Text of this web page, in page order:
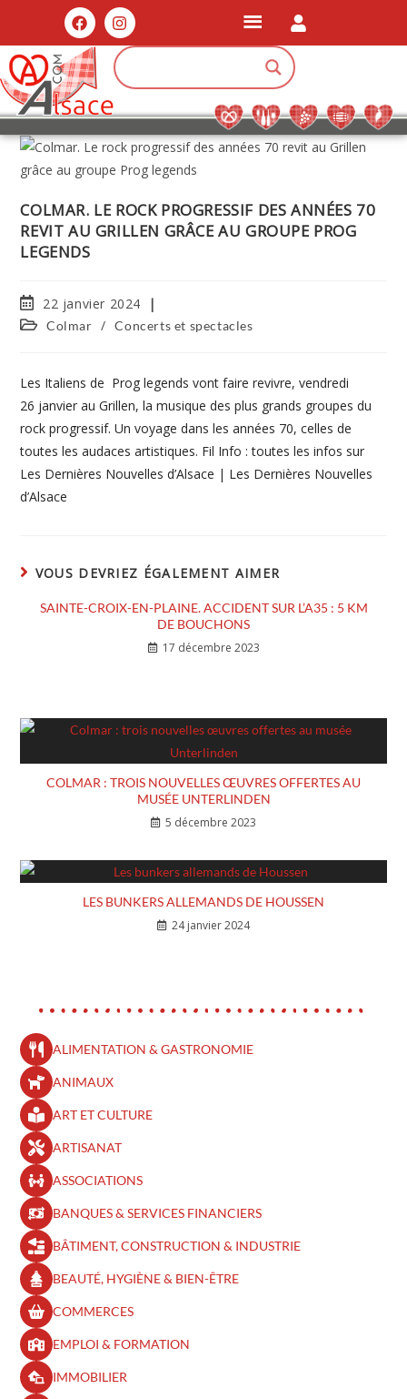
COLMAR. LE ROCK PROGRESSIF DES ANNÉES 70
REVIT AU GRILLEN GRÂCE AU GROUPE PROG
LEGENDS
22 janvier 2024
Colmar / Concerts et spectacles
Les Italiens de Prog legends vont faire revivre, vendredi
26 janvier au Grillen, la musique des plus grands groupes du
rock progressif. Un voyage dans les années 70, celles de
toutes les audaces artistiques. Fil Info : toutes les infos sur
Les Dernières Nouvelles d’Alsace | Les Dernières Nouvelles
d’Alsace
VOUS DEVRIEZ ÉGALEMENT AIMER
SAINTE-CROIX-EN-PLAINE. ACCIDENT SUR L’A35 : 5 KM
DE BOUCHONS
17 décembre 2023
COLMAR : TROIS NOUVELLES ŒUVRES OFFERTES AU
MUSÉE UNTERLINDEN
5 décembre 2023
LES BUNKERS ALLEMANDS DE HOUSSEN
24 janvier 2024
ALIMENTATION & GASTRONOMIE
ANIMAUX
ART ET CULTURE
ARTISANAT
ASSOCIATIONS
BANQUES & SERVICES FINANCIERS
BÂTIMENT, CONSTRUCTION & INDUSTRIE
BEAUTÉ, HYGIÈNE & BIEN-ÊTRE​
COMMERCES
EMPLOI & FORMATION
IMMOBILIER